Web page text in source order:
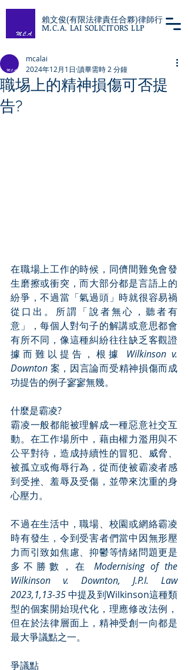
賴文俊(有限法律責任合夥)律師行
M.C.A. LAI SOLICITORS LLP
職埸上的精神損傷可否提
告?
mcalai
2024年12月1日 讀畢需時 2 分鐘
在職場上工作的時候，同儕間難免會發
生磨擦或衝突，而大部分都是言語上的
紛爭，不過當「氣過頭」時就很容易禍
從口出。所謂「說者無心，聽者有
意」，每個人對句子的解講或意思都會
有所不同，像這種糾紛往往缺乏客觀證
據而難以提告，根據 Wilkinson v.
Downton 案，因言論而受精神損傷而成
功提告的例子寥寥無幾。
什麼是霸凌?
霸凌一般都能被理解成一種惡意社交互
動。在工作場所中，藉由權力濫用與不
公平對待，造成持續性的冒犯、威脅、
被孤立或侮辱行為，從而使被霸凌者感
到受挫、羞辱及受傷，並帶來沈重的身
心壓力。
不過在生活中，職場、校園或網絡霸凌
時有發生，令到受害者們當中因無形壓
力而引致如焦慮、抑鬱等情緒問題更是
多不勝數，在 Modernising of the
Wilkinson v. Downton, J.P.I. Law
2023,1,13-35 中提及到Wilkinson這種類
型的個案開始現代化，理應修改法例，
但在於法律層面上，精神受創一向都是
最大爭議點之一。
爭議點